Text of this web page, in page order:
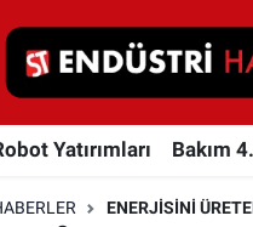
Yatırımları Bakım
ENERJISINI